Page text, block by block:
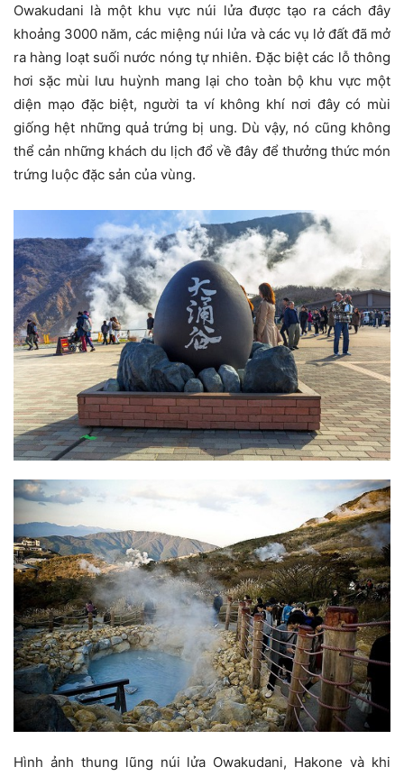
Owakudani là một khu vực núi lửa được tạo ra cách đây
khoảng 3000 năm, các miệng núi lửa và các vụ lở đất đã mở
ra hàng loạt suối nước nóng tự nhiên. Đặc biệt các lỗ thông
hơi sặc mùi lưu huỳnh mang lại cho toàn bộ khu vực một
diện mạo đặc biệt, người ta ví không khí nơi đây có mùi
giống hệt những quả trứng bị ung. Dù vậy, nó cũng không
thể cản những khách du lịch đổ về đây để thưởng thức món
trứng luộc đặc sản của vùng.
Hình ảnh thung lũng núi lửa Owakudani, Hakone và khi